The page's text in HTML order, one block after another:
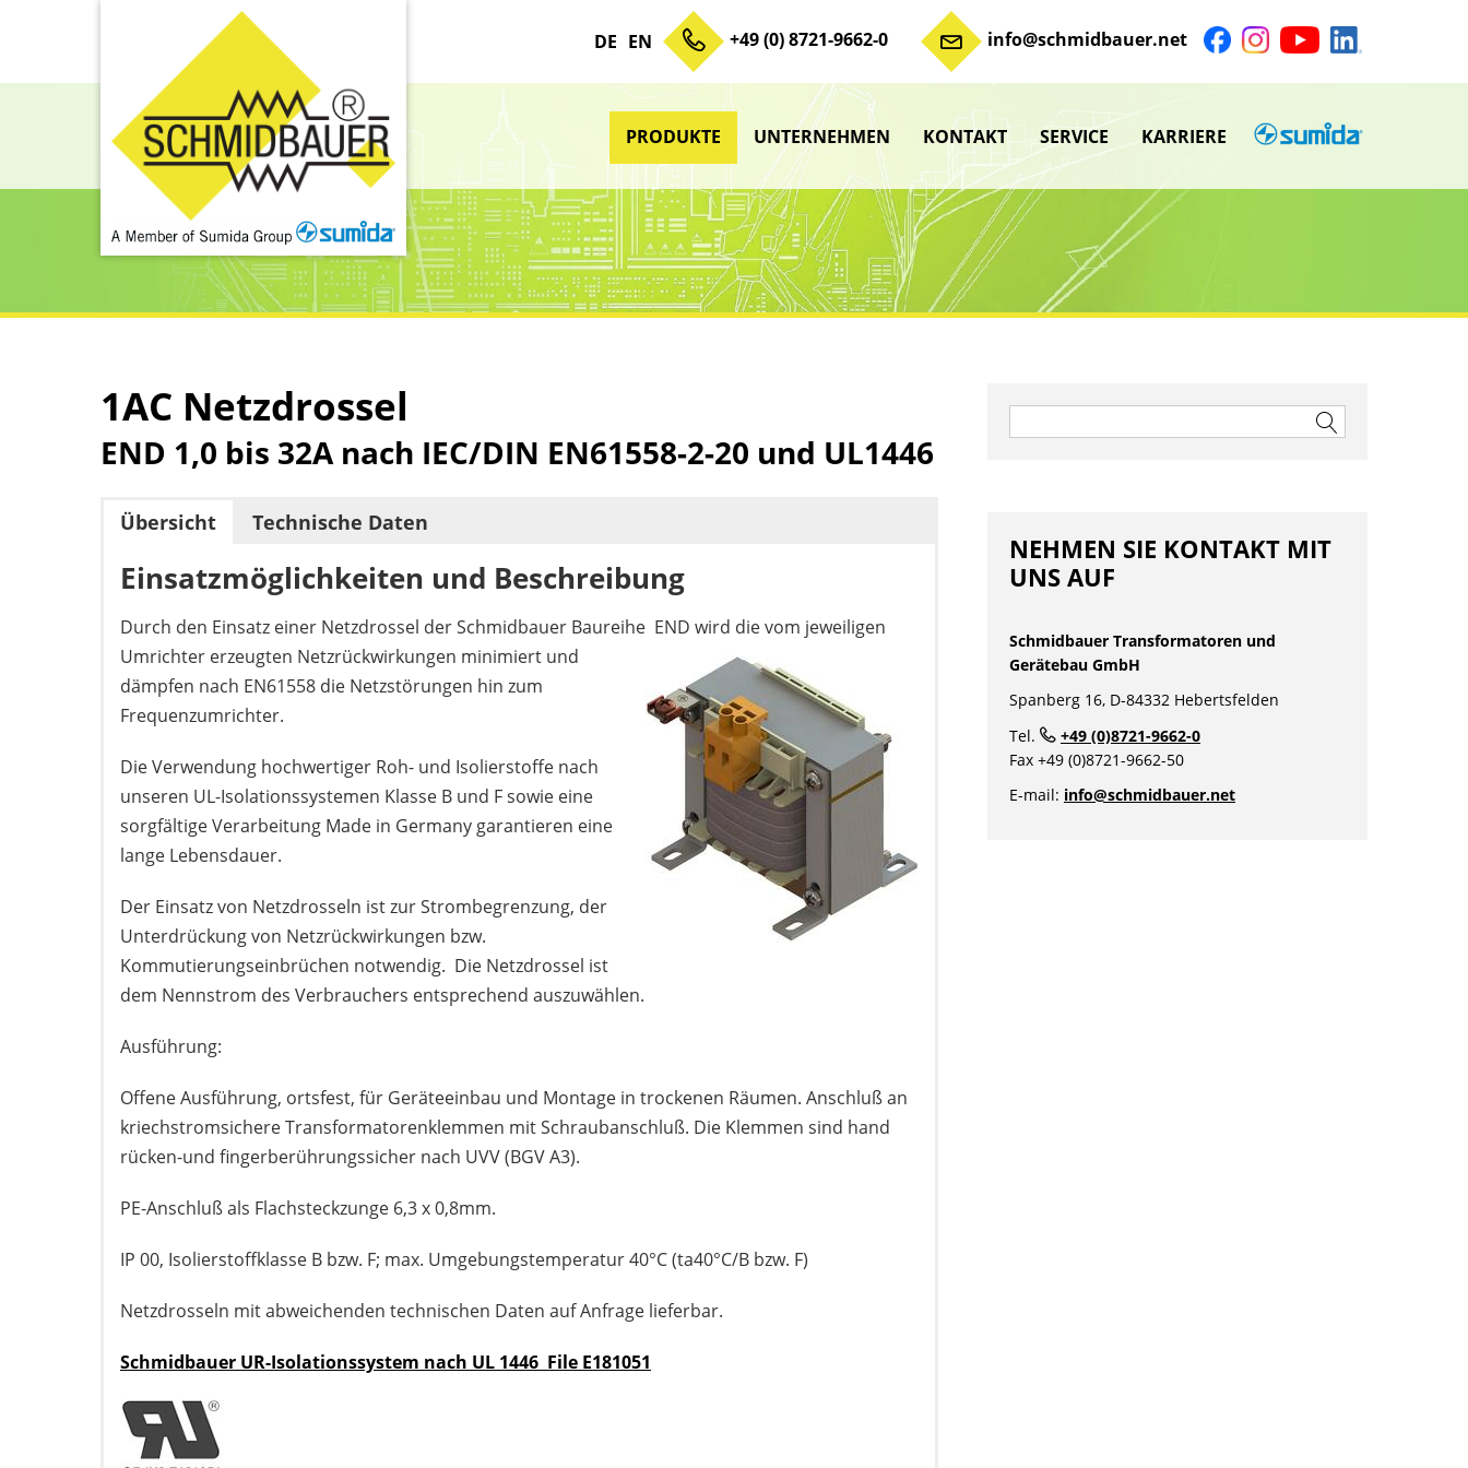
DE EN +49 (0) 8721-9662-0 info@schmidbauer.net
Zum Inhalt springen
PRODUKTE
Untermenü
anzeigen
Untermenü
anzeigen
Untermenü
anzeigen
UNTERNEHMEN KONTAKT SERVICE
Untermenü
KARRIERE SUMIDA
1AC Netzdrossel
END 1,0 bis 32A nach IEC/DIN EN61558-2-20 und UL1446
Übersicht Technische Daten
Einsatzmöglichkeiten und Beschreibung
Durch den Einsatz einer Netzdrossel der Schmidbauer Baureihe END wird die vom jeweiligen
Umrichter erzeugten Netzrückwirkungen minimiert und
dämpfen nach EN61558 die Netzstörungen hin zum
Frequenzumrichter.
Die Verwendung hochwertiger Roh- und Isolierstoffe nach
unseren UL-Isolationssystemen Klasse B und F sowie eine
sorgfältige Verarbeitung Made in Germany garantieren eine
lange Lebensdauer.
Der Einsatz von Netzdrosseln ist zur Strombegrenzung, der
Unterdrückung von Netzrückwirkungen bzw.
Kommutierungseinbrüchen notwendig. Die Netzdrossel ist
dem Nennstrom des Verbrauchers entsprechend auszuwählen.
Ausführung:
Offene Ausführung, ortsfest, für Geräteeinbau und Montage in trockenen Räumen. Anschluß an
kriechstromsichere Transformatorenklemmen mit Schraubanschluß. Die Klemmen sind hand
rücken-und fingerberührungssicher nach UVV (BGV A3).
PE-Anschluß als Flachsteckzunge 6,3 x 0,8mm.
IP 00, Isolierstoffklasse B bzw. F; max. Umgebungstemperatur 40°C (ta40°C/B bzw. F)
Netzdrosseln mit abweichenden technischen Daten auf Anfrage lieferbar.
Schmidbauer UR-Isolationssystem nach UL 1446 File E181051
nach:
NEHMEN SIE KONTAKT MIT
UNS AUF
Schmidbauer Transformatoren und
Gerätebau GmbH
Spanberg 16, D-84332 Hebertsfelden
Tel.
+49 (0)8721-9662-0
Fax +49 (0)8721-9662-50
E-mail: info@schmidbauer.net